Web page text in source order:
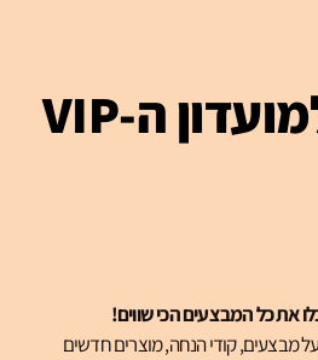
הצטרפו למועדון ה-VIP
מבצעים, קודי הנחה, מוצרים חדשים